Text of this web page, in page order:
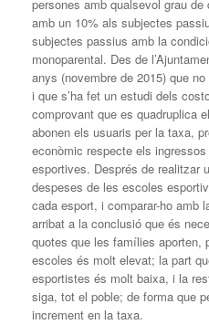
persones amb qualsevol grau
amb un 10% als subjectes
subjectes passius amb la
monoparental. Des de
anys (novembre de 2015) que
i que s’ha fet un estudi dels
comprovant que es quadruplica
abonen els usuaris per la taxa,
econòmic respecte els
esportives. Després de realitzar
despeses de les escoles
cada esport, i comparar-ho amb
arribat a la conclusió que és
quotes que les famílies aporten,
escoles és molt elevat; la part
esportistes és molt baixa, i la
siga, tot el poble; de forma que
increment en la taxa.